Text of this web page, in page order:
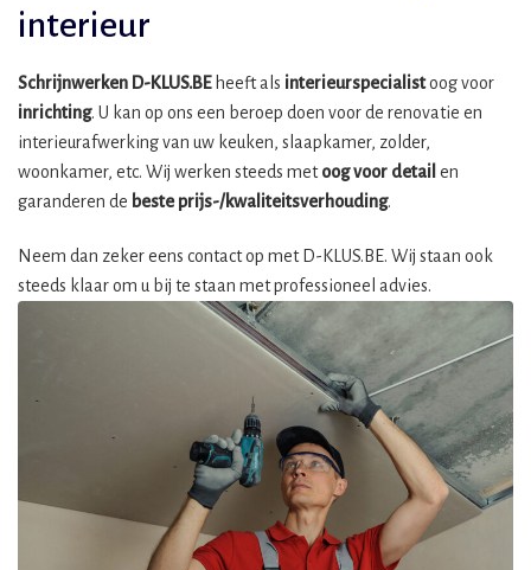
interieur
Schrijnwerken D-KLUS.BEheeft als interieurspecialistoog voor
inrichting. U kan op ons een beroep doen voor de renovatie en
interieurafwerking van uw keuken, slaapkamer, zolder,
woonkamer, etc. Wij werken steeds metoog voor detail en
garanderen de beste prijs-/kwaliteitsverhouding.
Neem dan zeker eens contact op met D-KLUS.BE. Wij staan ook
steeds klaar om u bij te staan met professioneel advies.